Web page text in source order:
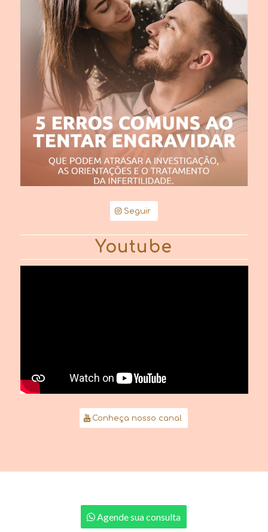
Seguir
Youtube
Conheça nosso canal
Agende sua consulta